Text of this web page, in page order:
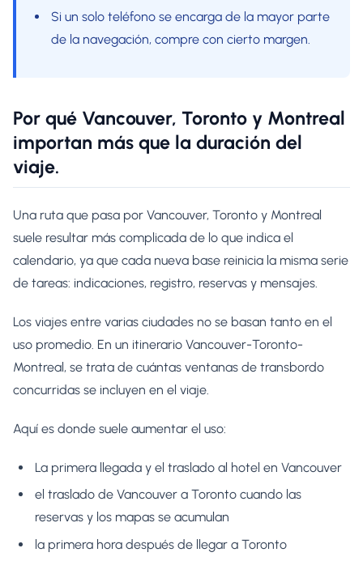
Si un solo teléfono se encarga de la mayor parte
de la navegación, compre con cierto margen.
Por qué Vancouver, Toronto y Montreal
importan más que la duración del
viaje.
Una ruta que pasa por Vancouver, Toronto y Montreal
suele resultar más complicada de lo que indica el
calendario, ya que cada nueva base reinicia la misma serie
de tareas: indicaciones, registro, reservas y mensajes.
Los viajes entre varias ciudades no se basan tanto en el
uso promedio. En un itinerario Vancouver-Toronto-
Montreal, se trata de cuántas ventanas de transbordo
concurridas se incluyen en el viaje.
Aquí es donde suele aumentar el uso:
La primera llegada y el traslado al hotel en Vancouver
el traslado de Vancouver a Toronto cuando las
reservas y los mapas se acumulan
la primera hora después de llegar a Toronto